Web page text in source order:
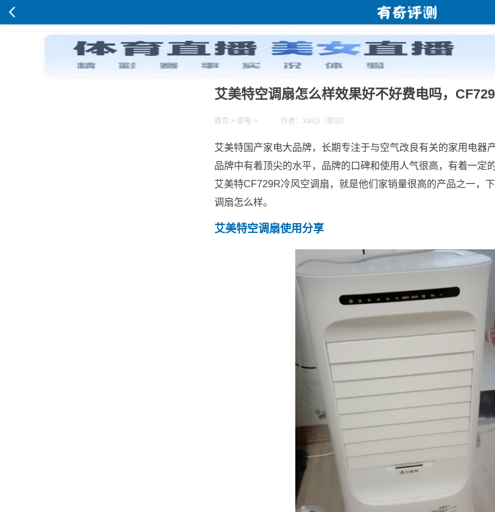
艾美特空调扇怎么样效果好不好费电吗，
首页 > 家电 > 作者：XIAO（原创）
艾美特国产家电大品牌，长期专注于与空气改良有关的家用电器
品牌中有着顶尖的水平，品牌的口碑和使用人气很高，有着一定
艾美特CF729R冷风空调扇，就是他们家销量很高的产品之一，
调扇怎么样。
艾美特空调扇使用分享